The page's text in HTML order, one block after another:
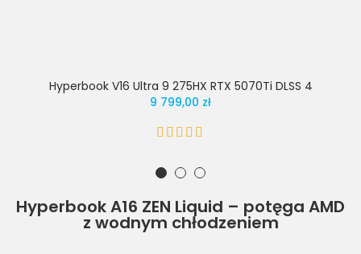
Hyperbook V16 Ultra 9 275HX RTX 5070Ti DLSS 4
9 799,00 zł
Hyperbook A16 ZEN Liquid – potęga AMD
z wodnym chłodzeniem